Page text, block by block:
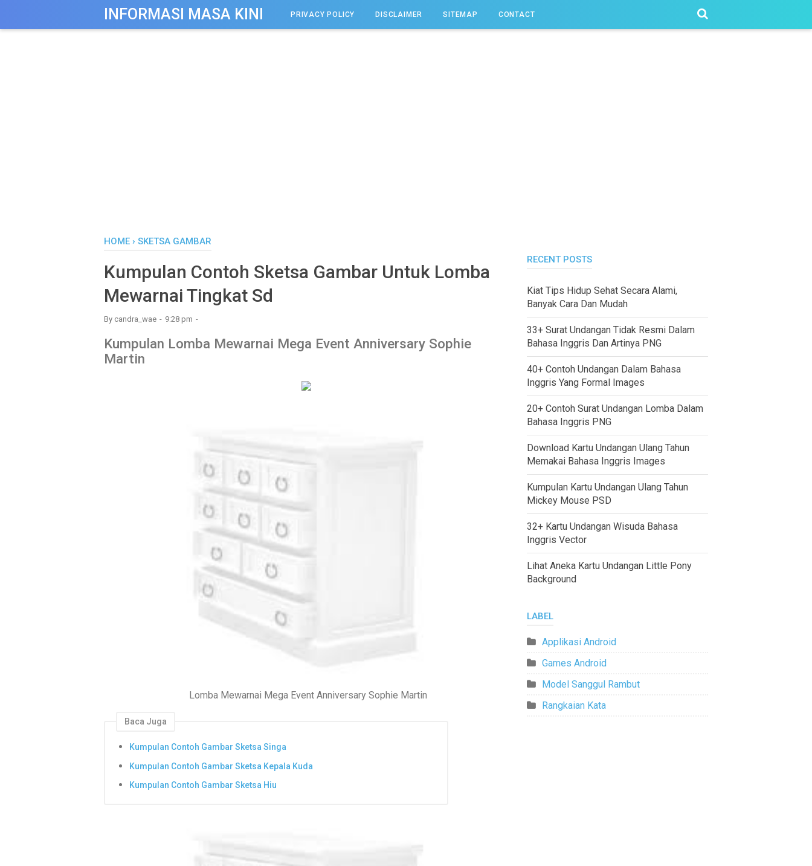
INFORMASI MASA KINI PRIVACY POLICY DISCLAIMER SITEMAP CONTACT
HOME › SKETSA GAMBAR
Kumpulan Contoh Sketsa Gambar Untuk Lomba
Mewarnai Tingkat Sd
By candra_wae 9:28 pm
Kumpulan Lomba Mewarnai Mega Event Anniversary Sophie
Martin
Lomba Mewarnai Mega Event Anniversary Sophie Martin
Baca Juga
Kumpulan Contoh Gambar Sketsa Singa
Kumpulan Contoh Gambar Sketsa Kepala Kuda
Kumpulan Contoh Gambar Sketsa Hiu
RECENT POSTS
Kiat Tips Hidup Sehat Secara Alami,
Banyak Cara Dan Mudah
33+ Surat Undangan Tidak Resmi Dalam
Bahasa Inggris Dan Artinya PNG
40+ Contoh Undangan Dalam Bahasa
Inggris Yang Formal Images
20+ Contoh Surat Undangan Lomba Dalam
Bahasa Inggris PNG
Download Kartu Undangan Ulang Tahun
Memakai Bahasa Inggris Images
Kumpulan Kartu Undangan Ulang Tahun
Mickey Mouse PSD
32+ Kartu Undangan Wisuda Bahasa
Inggris Vector
Lihat Aneka Kartu Undangan Little Pony
Background
LABEL
Applikasi Android
Games Android
Model Sanggul Rambut
Rangkaian Kata